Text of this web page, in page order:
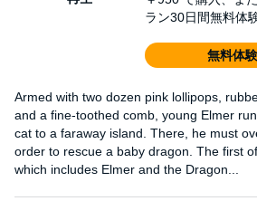
ラン30日間無料体
無料体
Armed with two dozen pink lollipops,
and a fine-toothed comb, young Elmer
cat to a faraway island. There, he must
order to rescue a baby dragon. The first
which includes Elmer and the Dragon...